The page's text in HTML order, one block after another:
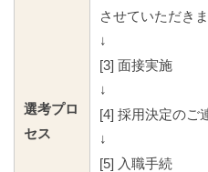
選考プロ
セス
させていただき
↓
[3] 面接実施
↓
[4] 採用決定のご
↓
[5] 入職手続